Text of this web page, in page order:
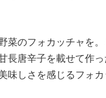
菜のフォカッチャを
長唐辛子を載せて作っ
味しさを感じるフォ